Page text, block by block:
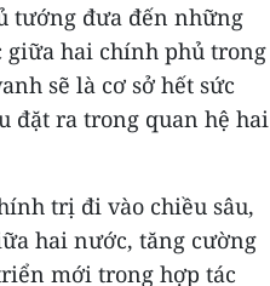
tướng đưa đến những
giữa hai chính phủ trong
sẽ là cơ sở hết sức
đặt ra trong quan hệ hai
trị đi vào chiều sâu,
hai nước, tăng cường
mới trong hợp tác